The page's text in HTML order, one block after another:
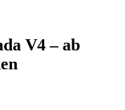
V4 – ab